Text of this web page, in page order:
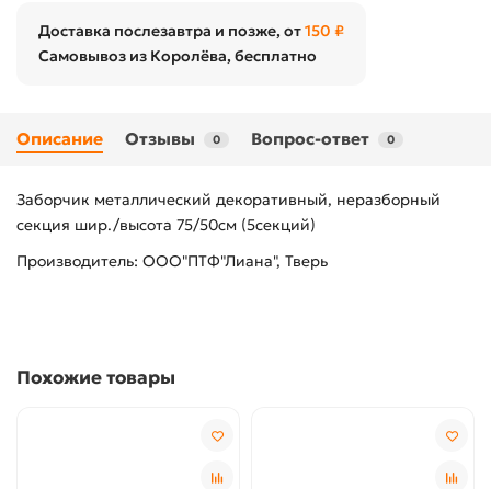
Доставка послезавтра и позже, от150 ₽
Самовывоз из Королёва, бесплатно
Описание Отзывы 0 Вопрос-ответ 0
Заборчик металлический декоративный, неразборный
секция шир./высота 75/50см (5секций)
Производитель: ООО"ПТФ"Лиана", Тверь
Похожие товары